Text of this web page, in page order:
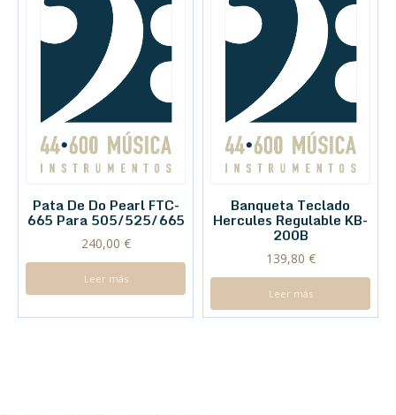
Pata De Do Pearl FTC-
665 Para 505/525/665
240,00 €
Leer más
Banqueta Teclado
Hercules Regulable KB-
200B
139,80 €
Leer más